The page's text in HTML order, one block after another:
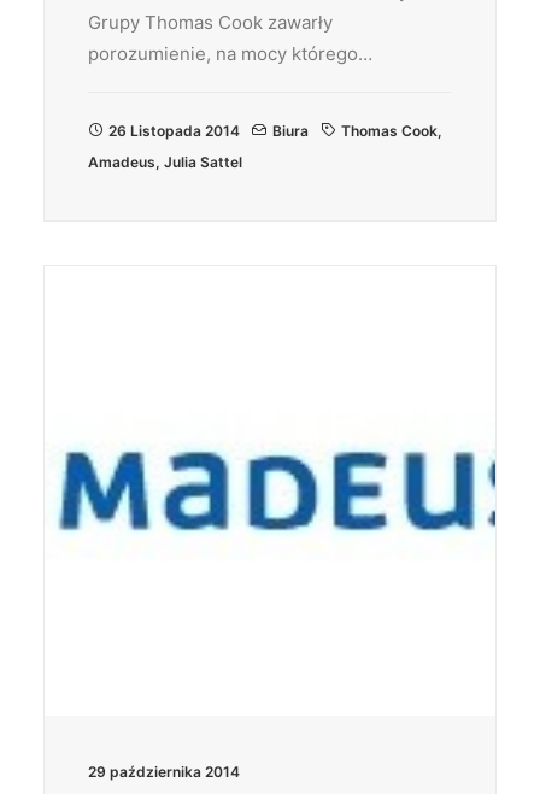
Grupy Thomas Cook zawarły
porozumienie, na mocy którego…
26 Listopada 2014 Biura Thomas Cook,
Amadeus, Julia Sattel
29 października 2014